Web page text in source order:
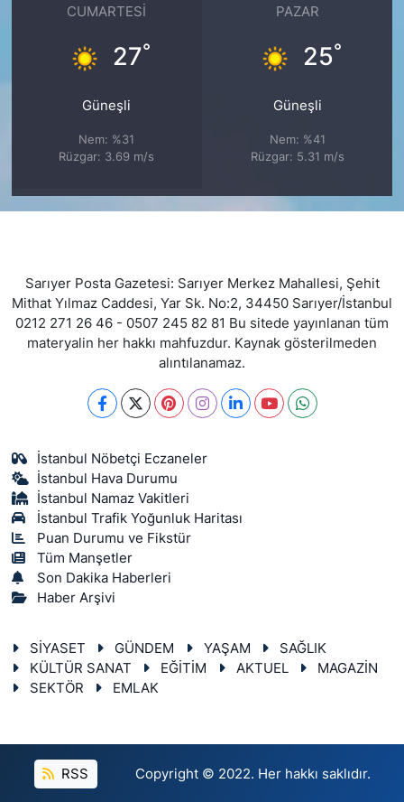
CUMARTESI
27°
Güneşli
Nem: %31
Rüzgar: 3.69 m/s
PAZAR
25°
Güneşli
Nem: %41
Rüzgar: 5.31 m/s
Sarıyer Posta Gazetesi: Sarıyer Merkez Mahallesi, Şehit
Mithat Yılmaz Caddesi, Yar Sk. No:2, 34450 Sarıyer/İstanbul
0212 271 26 46 - 0507 245 82 81 Bu sitede yayınlanan tüm
materyalin her hakkı mahfuzdur. Kaynak gösterilmeden
alıntılanamaz.
İstanbul Nöbetçi Eczaneler
İstanbul Hava Durumu
İstanbul Namaz Vakitleri
İstanbul Trafik Yoğunluk Haritası
Puan Durumu ve Fikstür
Tüm Manşetler
Son Dakika Haberleri
Haber Arşivi
SİYASET GÜNDEM YAŞAM
SAĞLIK
KÜLTÜR SANAT
EĞİTİM AKTUEL
MAGAZİN
SEKTÖR
EMLAK
RSS Copyright © 2022. Her hakkı saklıdır.